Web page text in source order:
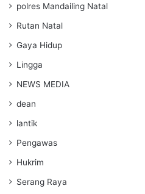
polres Mandailing Natal
Rutan Natal
Gaya Hidup
Lingga
NEWS MEDIA
dean
lantik
Pengawas
Hukrim
Serang Raya